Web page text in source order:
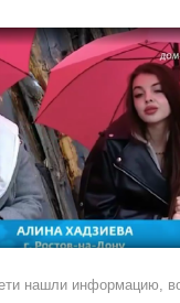
нашли информацию,